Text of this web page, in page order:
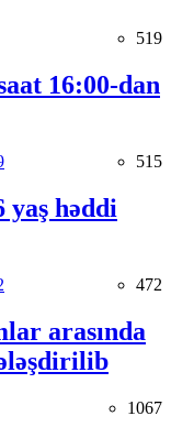
519
16:00-dan
515
yaş həddi
472
arasında
1067